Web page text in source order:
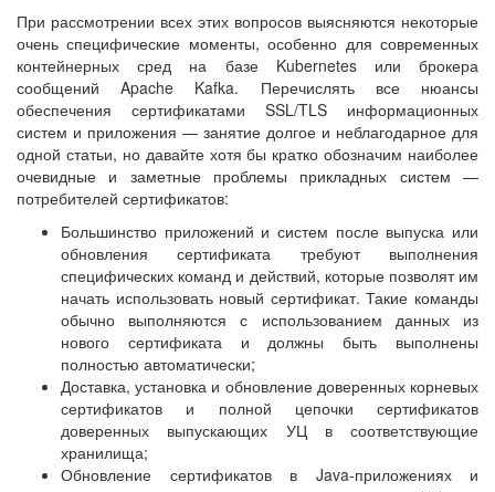
При рассмотрении всех этих вопросов выясняются некоторые
очень специфические моменты, особенно для современных
контейнерных сред на базе Kubernetes или брокера
сообщений Apache Kafka. Перечислять все нюансы
обеспечения сертификатами SSL/TLS информационных
систем и приложения — занятие долгое и неблагодарное для
одной статьи, но давайте хотя бы кратко обозначим наиболее
очевидные и заметные проблемы прикладных систем —
потребителей сертификатов:
Большинство приложений и систем после выпуска или
обновления сертификата требуют выполнения
специфических команд и действий, которые позволят им
начать использовать новый сертификат. Такие команды
обычно выполняются с использованием данных из
нового сертификата и должны быть выполнены
полностью автоматически;
Доставка, установка и обновление доверенных корневых
сертификатов и полной цепочки сертификатов
доверенных выпускающих УЦ в соответствующие
хранилища;
Обновление сертификатов в Java-приложениях и